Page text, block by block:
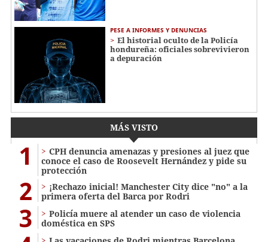
PESE A INFORMES Y DENUNCIAS
El historial oculto de la Policía
hondureña: oficiales sobrevivieron
a depuración
MÁS VISTO
1
CPH denuncia amenazas y presiones al juez que
conoce el caso de Roosevelt Hernández y pide su
protección
2
¡Rechazo inicial! Manchester City dice "no" a la
primera oferta del Barca por Rodri
3
Policía muere al atender un caso de violencia
doméstica en SPS